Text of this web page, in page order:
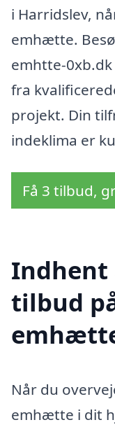
i Harridslev,
emhætte.
emhtte-
fra
projekt. Din
indeklima er
Få 3 tilbud,
Indhent
tilbud
Når du
emhætte i dit